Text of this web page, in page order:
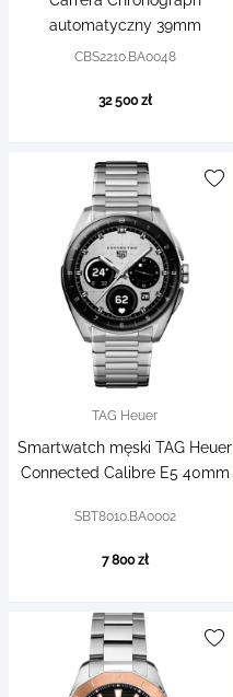
automatyczny 39mm
CBS2210.BA0048
32 500 zł
TAG Heuer
Smartwatch męski TAG Heuer
Connected Calibre E5 40mm
SBT8010.BA0002
7 800 zł